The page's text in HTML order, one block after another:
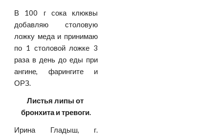
В 100 г сока клюквы
добавляю столовую
ложку меда и принимаю
по 1 столовой ложке 3
раза в день до еды при
ангине, фарингите и
ОРЗ.
Листья липы от
бронхита и тревоги.
Ирина Гладыш, г.